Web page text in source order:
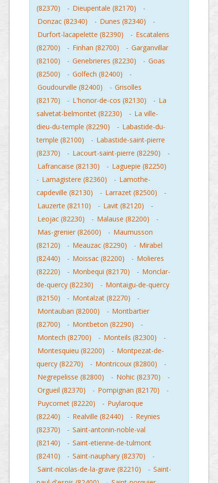
(82370)
- Dieupentale (82170)
-
Donzac (82340)
- Dunes (82340)
-
Durfort-lacapelette (82390)
- Escatalens
(82700)
- Finhan (82700) - Garganvillar
(82100)
- Genebrieres (82230) - Goas
(82500)
- Golfech (82400)
-
Goudourville (82400)
- Grisolles
(82170)
- L'honor-de-cos (82130) - La
salvetat-belmontet (82230)
- La ville-
dieu-du-temple (82290)
- Labastide-du-
temple (82100)
- Labastide-saint-pierre
(82370)
- Lacourt-saint-pierre (82290)
-
Lafrancaise (82130)
- Laguepie (82250)
- Lamagistere (82360) - Lamothe-
capdeville (82130)
- Larrazet (82500)
-
Lauzerte (82110)
- Lavit (82120)
-
Leojac (82230)
- Malause (82200)
-
Mas-grenier (82600)
- Maumusson
(82120)
- Meauzac (82290) - Mirabel
(82440)
- Moissac (82200) - Molieres
(82220)
- Monbequi (82170) - Monclar-
de-quercy (82230)
- Montaigu-de-quercy
(82150)
- Montalzat (82270)
-
Montauban (82000)
- Montbartier
(82700)
- Montbeton (82290)
-
Montech (82700)
- Monteils (82300)
-
Montesquieu (82200)
- Montpezat-de-
quercy (82270)
- Montricoux (82800)
-
Negrepelisse (82800)
- Nohic (82370)
-
Orgueil (82370)
- Pompignan (82170)
-
Puycornet (82220)
- Puylaroque
(82240)
- Realville (82440) - Reynies
(82370)
- Saint-antonin-noble-val
(82140)
- Saint-etienne-de-tulmont
(82410)
- Saint-nauphary (82370)
-
Saint-nicolas-de-la-grave (82210)
- Saint-